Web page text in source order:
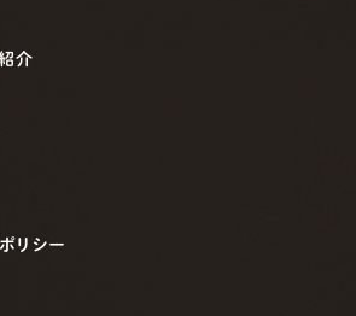
介
リシー